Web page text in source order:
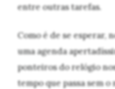
entre outras tarefas.
Como é de se esperar,
uma agenda
ponteiros do relógio
tempo que passa sem o